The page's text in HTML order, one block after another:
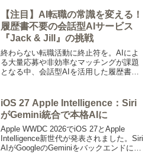
消費を大幅に削減します。
【注目】AI転職の常識を変える！
履歴書不要の会話型AIサービス
『Jack & Jill』の挑戦
終わらない転職活動に終止符を。AIによ
る大量応募や非効率なマッチングが課題
となる中、会話型AIを活用した履歴書不
を経て、求職者と企業双方に革新的なAI
転職体験を提供する次世代プラットフォ
ームの全貌。
iOS 27 Apple Intelligence：Siri
がGemini統合で本格AIに
Apple WWDC 2026でiOS 27とApple
Intelligence新世代が発表されました。Siri
AIがGoogleのGeminiをバックエンドに採